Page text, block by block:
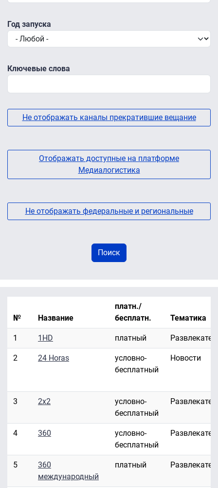
Год запуска
Ключевые слова
Не отображать каналы прекратившие вещание
Отображать доступные на платформе
Медиалогистика
Не отображать федеральные и региональные
№ Название
платн./
бесплатн.
Тематика
1 1HD платный
2 24 Horas
условно-
бесплатный
Новости
3 2x2
условно-
бесплатный
4 360
условно-
бесплатный
5
360
международный
платный